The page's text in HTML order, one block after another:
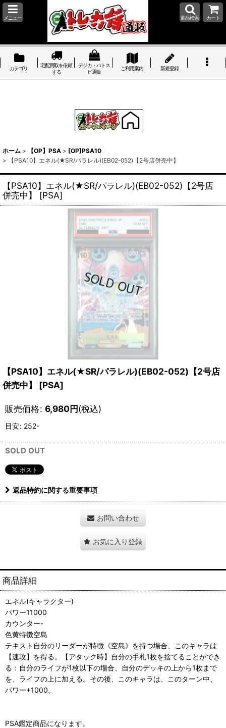
メニュー 商品検索 カート
カテゴリ
宅配買取を依頼
する
デジカ・バトス
ピ通販
ご利用案内 新規登録
ホーム > 【OP】PSA > [OP]PSA10
>
【PSA10】エネル(★SR/パラレル)(EB02-052)【2号店併売中】
【PSA10】エネル(★SR/パラレル)(EB02-052)【2号店
併売中】
[PSA]
【PSA10】エネル(★SR/パラレル)(EB02-052)【2号店
併売中】
[PSA]
販売価格: 6,980円(税込)
目安: 252-
SOLD OUT
返品特約に関する重要事項
お問い合わせ
お気に入り登録
商品詳細
エネル(キャラクター)
パワー11000
カウンター-
色黄特徴空島
テキスト自分のリーダーが特徴《空島》を持つ場合、このキャラは
【速攻】を得る。【アタック時】自分の手札1枚を捨てることができ
る：自分のライフが1枚以下の場合、自分のデッキの上から1枚まで
を、ライフの上に加える。その後、このキャラは、このターン中、
パワー+1000。
PSA鑑定商品になります。